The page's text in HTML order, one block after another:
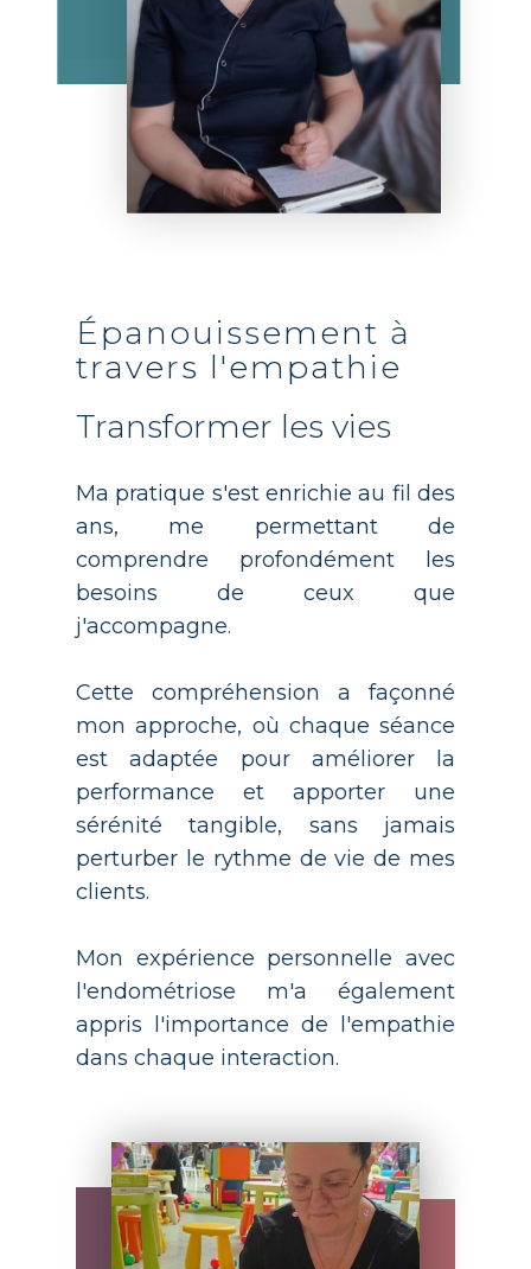
Épanouissement à
travers l'empathie
Transformer les vies
Ma pratique s'est enrichie au fil des
ans, me permettant de
comprendre profondément les
besoins de ceux que
j'accompagne.
Cette compréhension a façonné
mon approche, où chaque séance
est adaptée pour améliorer la
performance et apporter une
sérénité tangible, sans jamais
perturber le rythme de vie de mes
clients.
Mon expérience personnelle avec
l'endométriose m'a également
appris l'importance de l'empathie
dans chaque interaction.